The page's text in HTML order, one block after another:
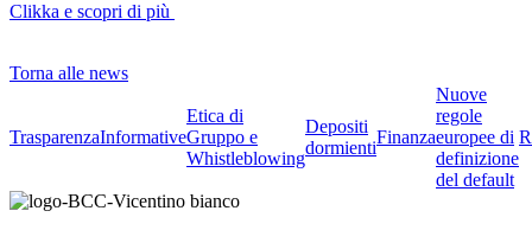
Clikka e scopri di più
Torna alle news
TrasparenzaInformative
Etica di
Gruppo e
Whistleblowing
Depositi
dormienti
Finanza
Nuove
regole
europee di
definizione
del default